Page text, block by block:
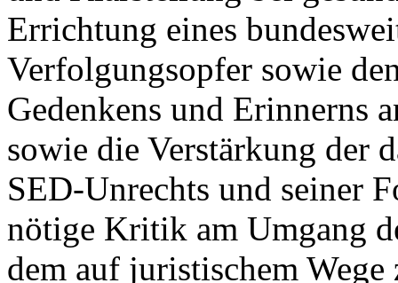
Errichtung eines
Verfolgungsopfer sowie
Gedenkens und Erinnerns
sowie die Verstärkung der
SED-Unrechts und seiner
nötige Kritik am Umgang
dem auf juristischem